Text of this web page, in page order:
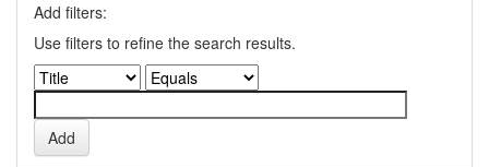
Add filters:
Use filters to refine the search results.